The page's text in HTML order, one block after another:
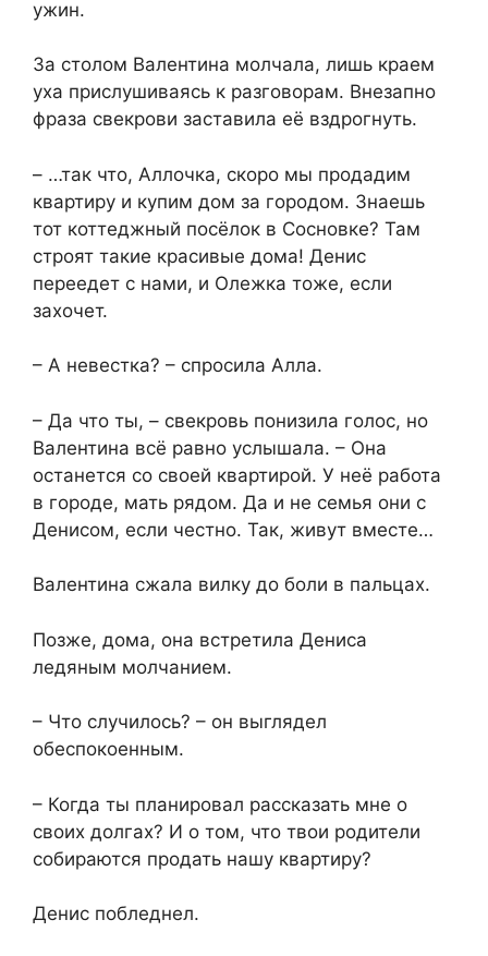
ужин.
За столом Валентина молчала, лишь краем
уха прислушиваясь к разговорам. Внезапно
фраза свекрови заставила её вздрогнуть.
– …так что, Аллочка, скоро мы продадим
квартиру и купим дом за городом. Знаешь
тот коттеджный посёлок в Сосновке? Там
строят такие красивые дома! Денис
переедет с нами, и Олежка тоже, если
захочет.
– А невестка? – спросила Алла.
– Да что ты, – свекровь понизила голос, но
Валентина всё равно услышала. – Она
останется со своей квартирой. У неё работа
в городе, мать рядом. Да и не семья они с
Денисом, если честно. Так, живут вместе…
Валентина сжала вилку до боли в пальцах.
Позже, дома, она встретила Дениса
ледяным молчанием.
– Что случилось? – он выглядел
обеспокоенным.
– Когда ты планировал рассказать мне о
своих долгах? И о том, что твои родители
собираются продать нашу квартиру?
Денис побледнел.